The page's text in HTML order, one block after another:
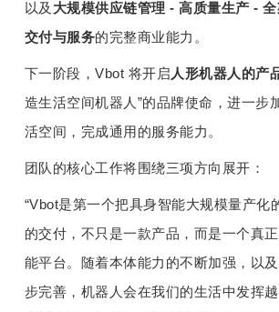
以及 大规模供应链管理 - 高质量生产 -
交付与服务的完整商业能力。
下一阶段，Vbot 将开启 人形机器人 的产
造生活空间机器人”的品牌使命，进一步
活空间，完成通用的服务能力。
团队的核心工作将围绕三项方向展开：
“Vbot是第一个把具身智能大规模量产化
的交付，不只是一款产品， 而是一个真
能平台。随着本体能力的不断加强，以
步完善，机器人会在我们的生活中发挥